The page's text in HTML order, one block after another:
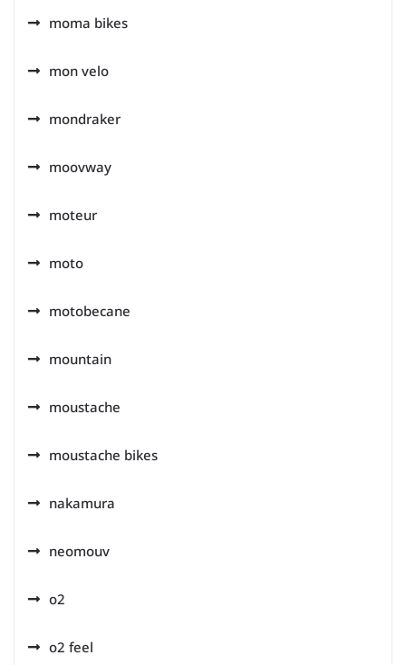
moma bikes
mon velo
mondraker
moovway
moteur
moto
motobecane
mountain
moustache
moustache bikes
nakamura
neomouv
o2
o2 feel